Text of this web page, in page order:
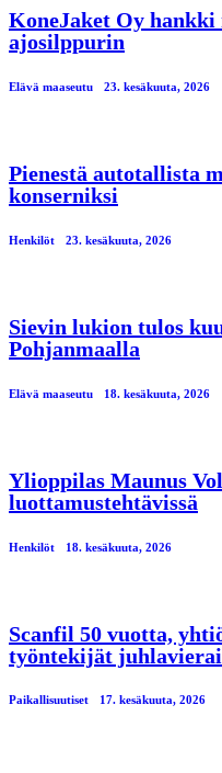
KoneJaket Oy
ajosilppurin
Elävä maaseutu 23. kesäkuuta, 2026
Pienestä autotallista
konserniksi
Henkilöt 23. kesäkuuta, 2026
Sievin lukion tulos
Pohjanmaalla
Elävä maaseutu 18. kesäkuuta, 2026
Ylioppilas Maunus
luottamustehtävissä
Henkilöt 18. kesäkuuta, 2026
Scanfil 50 vuotta,
työntekijät
Paikallisuutiset 17. kesäkuuta, 2026